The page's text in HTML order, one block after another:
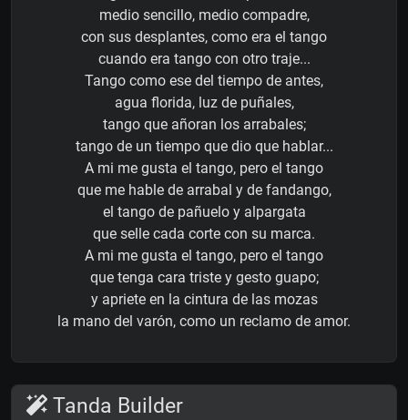
medio sencillo, medio compadre,
con sus desplantes, como era el tango
cuando era tango con otro traje...
Tango como ese del tiempo de antes,
agua florida, luz de puñales,
tango que añoran los arrabales;
tango de un tiempo que dio que hablar...
A mi me gusta el tango, pero el tango
que me hable de arrabal y de fandango,
el tango de pañuelo y alpargata
que selle cada corte con su marca.
A mi me gusta el tango, pero el tango
que tenga cara triste y gesto guapo;
y apriete en la cintura de las mozas
la mano del varón, como un reclamo de amor.
Tanda Builder